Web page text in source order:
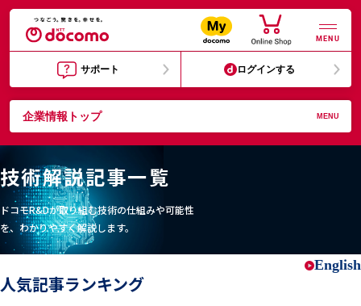
MENU
サポート ログインする
企業情報トップ MENU
技術解説記事一覧
ドコモR&Dが取り組む技術の仕組みや可能性
を、わかりやすく解説します。
English
人気記事ランキング